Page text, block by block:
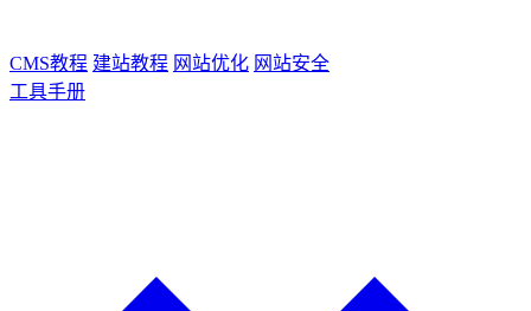
CMS教程 建站教程 网站优化 网站安全
工具手册